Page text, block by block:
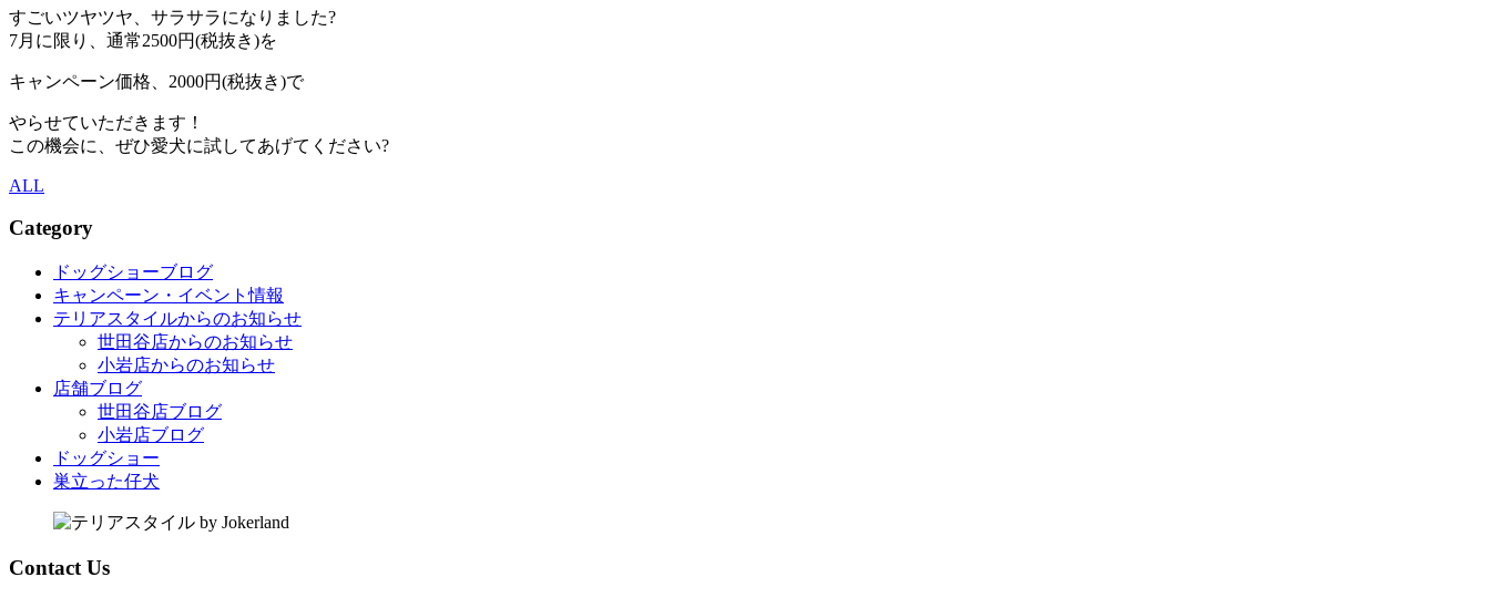
すごいツヤツヤ、サラサラになりました?
7月に限り、通常2500円(税抜き)を
キャンペーン価格、2000円(税抜き)で
やらせていただきます！
この機会に、ぜひ愛犬に試してあげてください?
ALL
Category
ドッグショーブログ
キャンペーン・イベント情報
テリアスタイルからのお知らせ
世田谷店からのお知らせ
小岩店からのお知らせ
店舗ブログ
世田谷店ブログ
小岩店ブログ
ドッグショー
巣立った仔犬
Contact Us